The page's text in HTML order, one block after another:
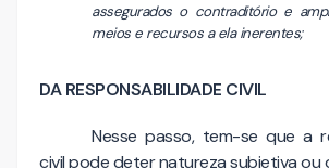
assegurados o contraditório e
meios e recursos a ela inerentes;
DA RESPONSABILIDADE CIVIL
Nesse passo, tem-se que a
civil pode deter natureza subjetiva ou